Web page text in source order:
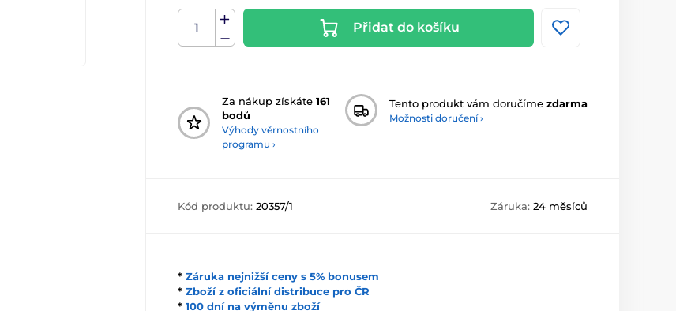
Přidat do košíku
Za nákup získáte 161
bodů
Výhody věrnostního
programu ›
Tento produkt vám doručíme zdarma
Možnosti doručení ›
Kód produktu: 20357/1 Záruka: 24 měsíců
* Záruka nejnižší ceny s 5% bonusem
* Zboží z oficiální distribuce pro ČR
* 100 dní na výměnu zboží